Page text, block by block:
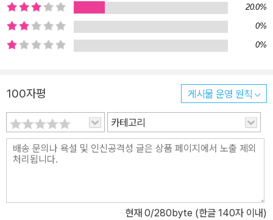
20.0%
0%
0%
100자평 게시물 운영 원칙
카테고리
현재 0/280byte (한글 140자 이내)